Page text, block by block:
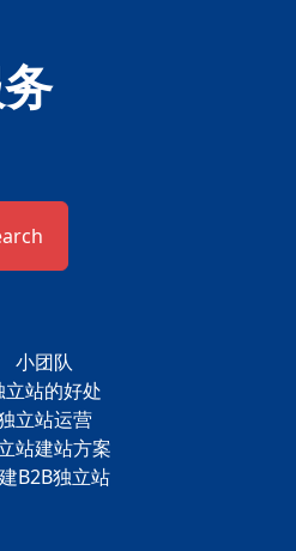
小团队
立站的好处
立站运营
站建站方案
B2B独立站